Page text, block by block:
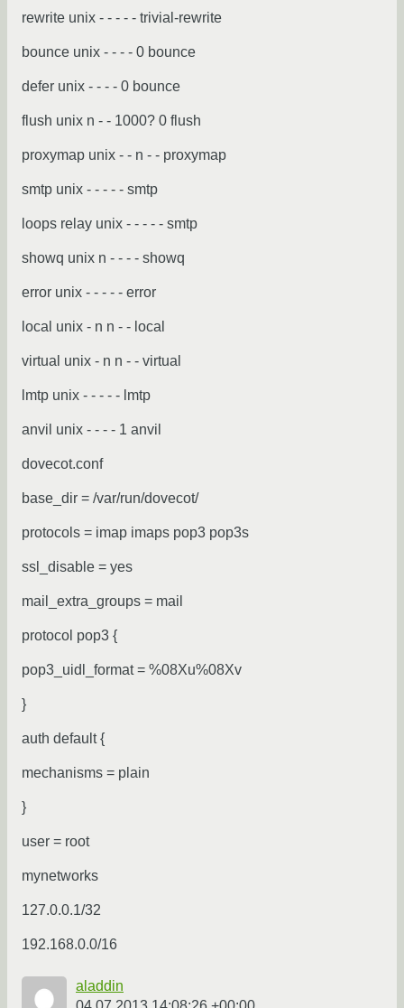
rewrite unix - - - - - trivial-rewrite
bounce unix - - - - 0 bounce
defer unix - - - - 0 bounce
flush unix n - - 1000? 0 flush
proxymap unix - - n - - proxymap
smtp unix - - - - - smtp
loops relay unix - - - - - smtp
showq unix n - - - - showq
error unix - - - - - error
local unix - n n - - local
virtual unix - n n - - virtual
lmtp unix - - - - - lmtp
anvil unix - - - - 1 anvil
dovecot.conf
base_dir = /var/run/dovecot/
protocols = imap imaps pop3 pop3s
ssl_disable = yes
mail_extra_groups = mail
protocol pop3 {
pop3_uidl_format = %08Xu%08Xv
}
auth default {
mechanisms = plain
}
user = root
mynetworks
127.0.0.1/32
192.168.0.0/16
aladdin